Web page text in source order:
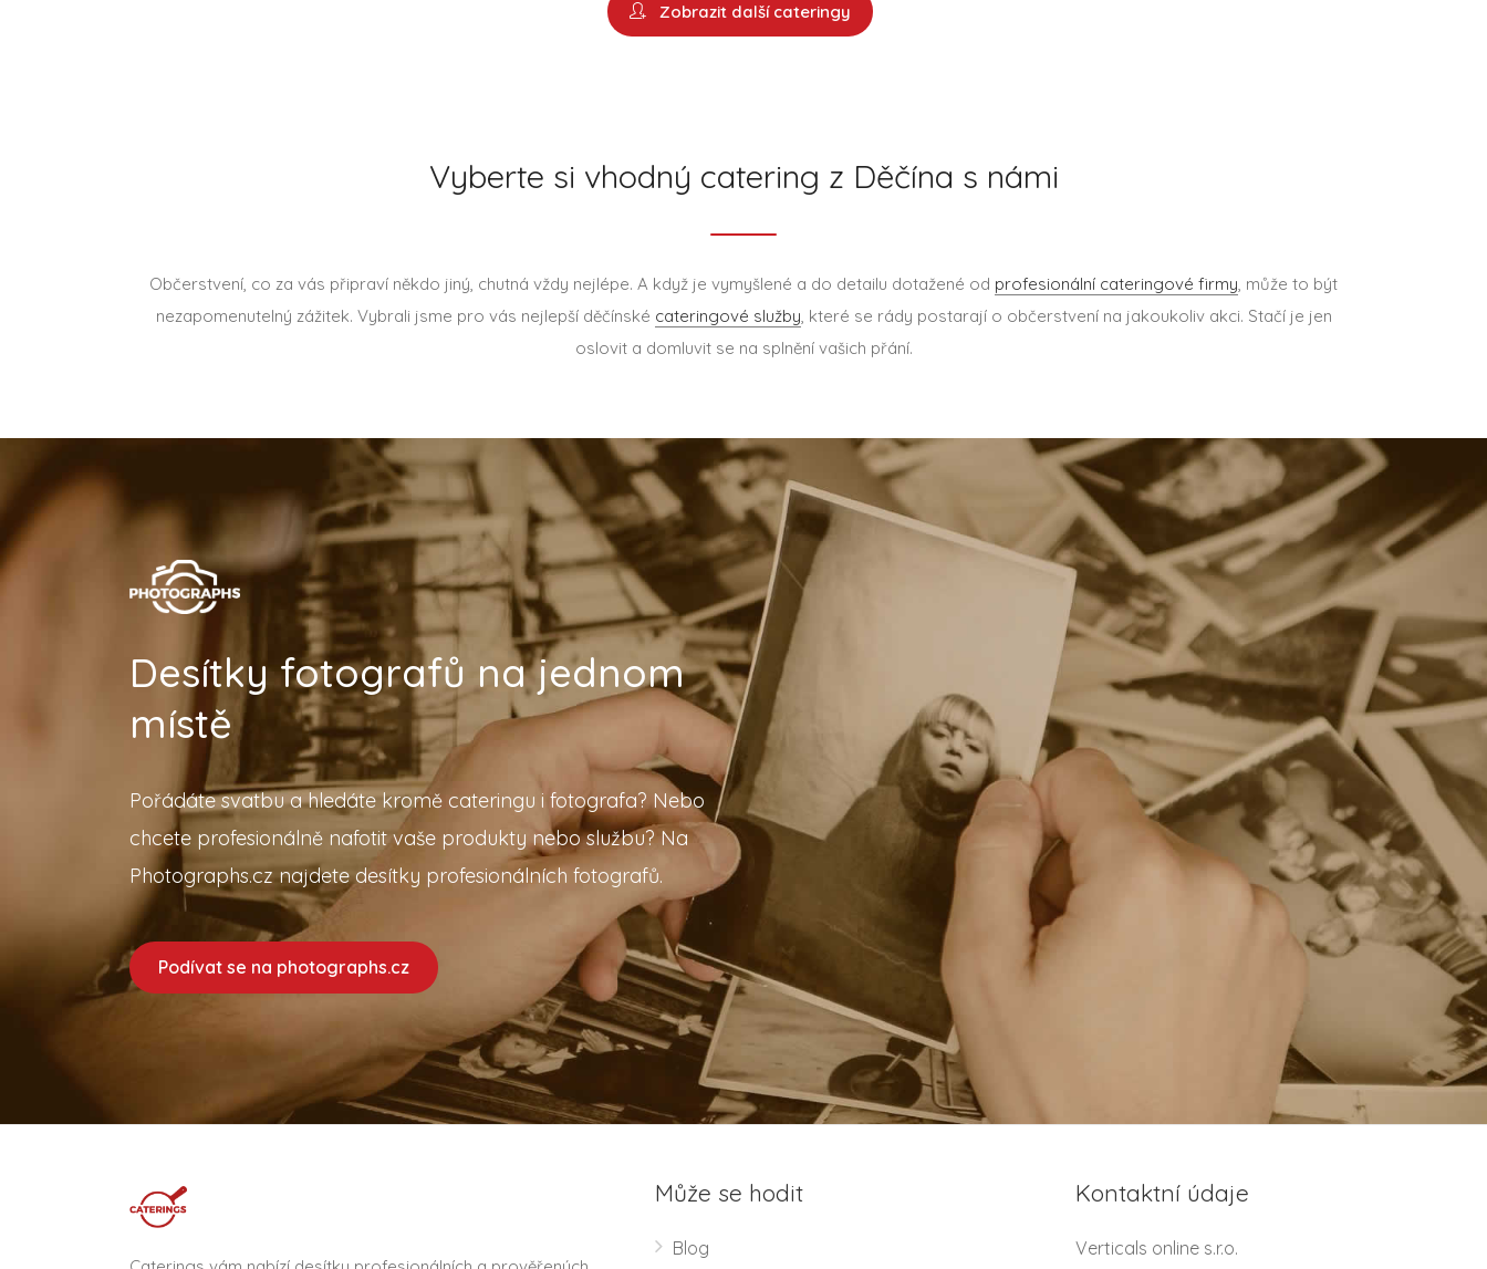
Zobrazit další cateringy
Vyberte si vhodný catering z Děčína s námi
Občerstvení, co za vás připraví někdo jiný, chutná vždy nejlépe. A když je vymyšlené a do detailu dotažené od profesionální cateringové firmy, může to být
nezapomenutelný zážitek. Vybrali jsme pro vás nejlepší děčínské cateringové služby, které se rády postarají o občerstvení na jakoukoliv akci. Stačí je jen
oslovit a domluvit se na splnění vašich přání.
Desítky fotografů na jednom
místě
Pořádáte svatbu a hledáte kromě cateringu i fotografa? Nebo
chcete profesionálně nafotit vaše produkty nebo službu? Na
Photographs.cz najdete desítky profesionálních fotografů.
Podívat se na photographs.cz
Může se hodit
Blog
Kontaktní údaje
Verticals online s.r.o.